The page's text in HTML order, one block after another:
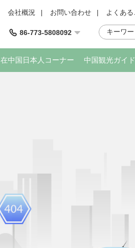
会社概況 | お問い合わせ | よくある
86-773-5808092
在中国日本人コーナー 中国観光ガイド